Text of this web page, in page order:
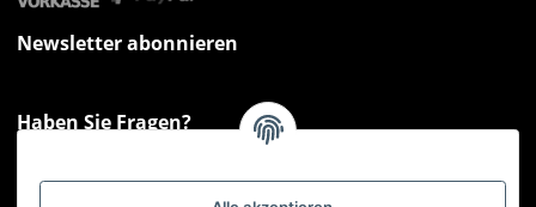
Newsletter abonnieren
Haben Sie Fragen?
Montag - Freitag: 09:00 - 17:00 Uhr